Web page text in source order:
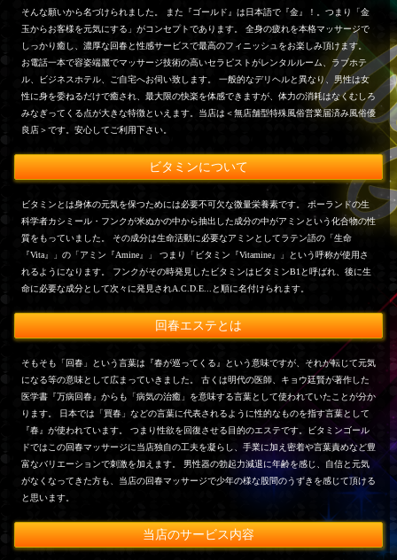
そんな願いから名づけられました。 また『ゴールド』は日本語で『金』！。つまり「金
玉からお客様を元気にする」がコンセプトであります。 全身の疲れを本格マッサージで
しっかり癒し、濃厚な回春と性感サービスで最高のフィニッシュをお楽しみ頂けます。
お電話一本で容姿端麗でマッサージ技術の高いセラピストがレンタルルーム、ラブホテ
ル、ビジネスホテル、ご自宅へお伺い致します。 一般的なデリヘルと異なり、男性は女
性に身を委ねるだけで癒され、最大限の快楽を体感できますが、体力の消耗はなくむしろ
みなぎってくる点が大きな特徴といえます。当店は＜無店舗型特殊風俗営業届済み風俗優
良店＞です。安心してご利用下さい。
ビタミンについて
ビタミンとは身体の元気を保つためには必要不可欠な微量栄養素です。 ポーランドの生
科学者カシミール・フンクが米ぬかの中から抽出した成分の中がアミンという化合物の性
質をもっていました。 その成分は生命活動に必要なアミンとしてラテン語の「生命
『Vita』」の「アミン『Amine』」 つまり「ビタミン『Vitamine』」という呼称が使用さ
れるようになります。 フンクがその時発見したビタミンはビタミンB1と呼ばれ、後に生
命に必要な成分として次々に発見されA.C.D.E...と順に名付けられます。
回春エステとは
そもそも「回春」という言葉は『春が巡ってくる』という意味ですが、それが転じて元気
になる等の意味として広まっていきました。 古くは明代の医師、キョウ廷賢が著作した
医学書『万病回春』からも「病気の治癒」を意味する言葉として使われていたことが分か
ります。 日本では「買春」などの言葉に代表されるように性的なものを指す言葉として
『春』が使われています。 つまり性欲を回復させる目的のエステです。ビタミンゴール
ドではこの回春マッサージに当店独自の工夫を凝らし、手業に加え密着や言葉責めなど豊
富なバリエーションで刺激を加えます。 男性器の勃起力減退に年齢を感じ、自信と元気
がなくなってきた方も、当店の回春マッサージで少年の様な股間のうずきを感じて頂ける
と思います。
当店のサービス内容